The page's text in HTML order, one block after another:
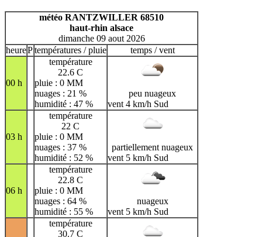
H
I J K L M
N
T
U
V
W X Y Z
météo RANTZWILLER 68510
haut-rhin alsace
dimanche 09 aout 2026
heurePtempératures / pluie temps / vent
00 h
température
22.6 C
pluie : 0 MM
nuages : 21 %
humidité : 47 %
peu nuageux
vent 4 km/h Sud
03 h
température
22 C
pluie : 0 MM
nuages : 37 %
humidité : 52 %
partiellement nuageux
vent 5 km/h Sud
06 h
température
22.8 C
pluie : 0 MM
nuages : 64 %
humidité : 55 %
nuageux
vent 5 km/h Sud
température
30.7 C